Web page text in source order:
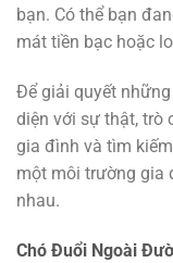
bạn. Có thể bạn
mát tiền bạc hoặc
Để giải quyết
diện với sự thật, trò
gia đình và tìm
một môi trường gia
nhau.
Chó Đuổi Ngoài